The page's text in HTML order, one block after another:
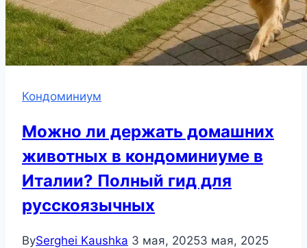
Кондоминиум
Можно ли держать домашних
животных в кондоминиуме в
Италии? Полный гид для
русскоязычных
BySerghei Kaushka 3 мая, 20253 мая, 2025